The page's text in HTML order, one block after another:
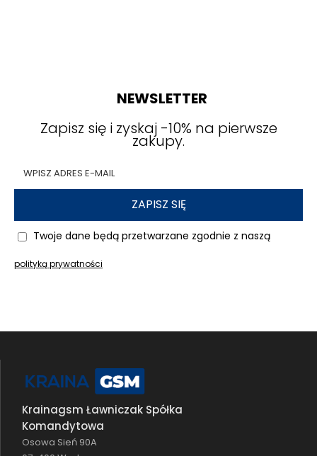
NEWSLETTER
Zapisz się i zyskaj -10% na pierwsze
zakupy.
ZAPISZ SIĘ
Twoje dane będą przetwarzane zgodnie z naszą
polityką prywatności
Krainagsm Ławniczak Spółka
Komandytowa
Osowa Sień 90A